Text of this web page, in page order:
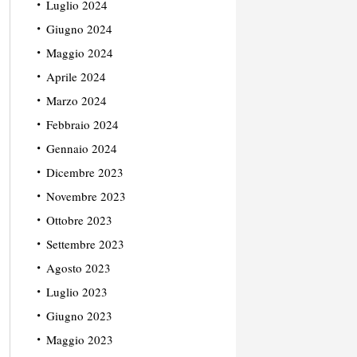
Luglio 2024
Giugno 2024
Maggio 2024
Aprile 2024
Marzo 2024
Febbraio 2024
Gennaio 2024
Dicembre 2023
Novembre 2023
Ottobre 2023
Settembre 2023
Agosto 2023
Luglio 2023
Giugno 2023
Maggio 2023